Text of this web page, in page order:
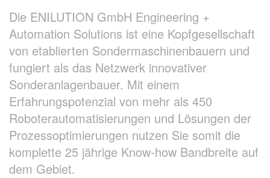
Die ENILUTION GmbH Engineering +
Automation Solutions ist eine Kopfgesellschaft
von etablierten Sondermaschinenbauern und
fungiert als das Netzwerk innovativer
Sonderanlagenbauer. Mit einem
Erfahrungspotenzial von mehr als 450
Roboterautomatisierungen und Lösungen der
Prozessoptimierungen nutzen Sie somit die
komplette 25 jährige Know-how Bandbreite auf
dem Gebiet.